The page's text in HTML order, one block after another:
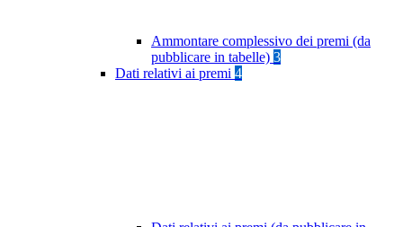
Ammontare complessivo dei premi (da
pubblicare in tabelle) 3
Dati relativi ai premi 4